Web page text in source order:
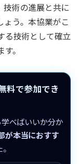
術の進展と共に
う。本協業がこ
る技術として確立
。
料で参加でき
学べばいいか分か
が本当におすす